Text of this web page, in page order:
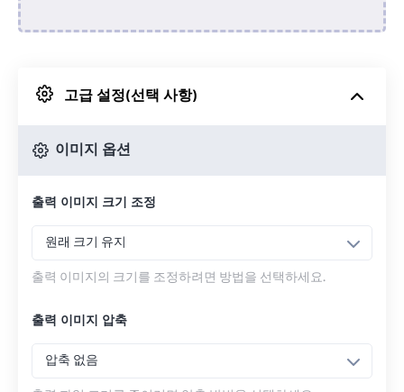
Google 드라이브에서
고급 설정(선택 사항)
이미지 옵션
출력 이미지 크기 조정
원래 크기 유지
출력 이미지의 크기를 조정하려면 방법을 선택하세요.
출력 이미지 압축
압축 없음